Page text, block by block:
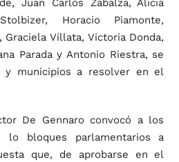
Juan Carlos Zabalza, Alicia
Horacio Piamonte,
Graciela Villata, Victoria Donda,
Parada y Antonio Riestra, se
y municipios a resolver en el
De Gennaro convocó a los
lo bloques parlamentarios a
que, de aprobarse en el